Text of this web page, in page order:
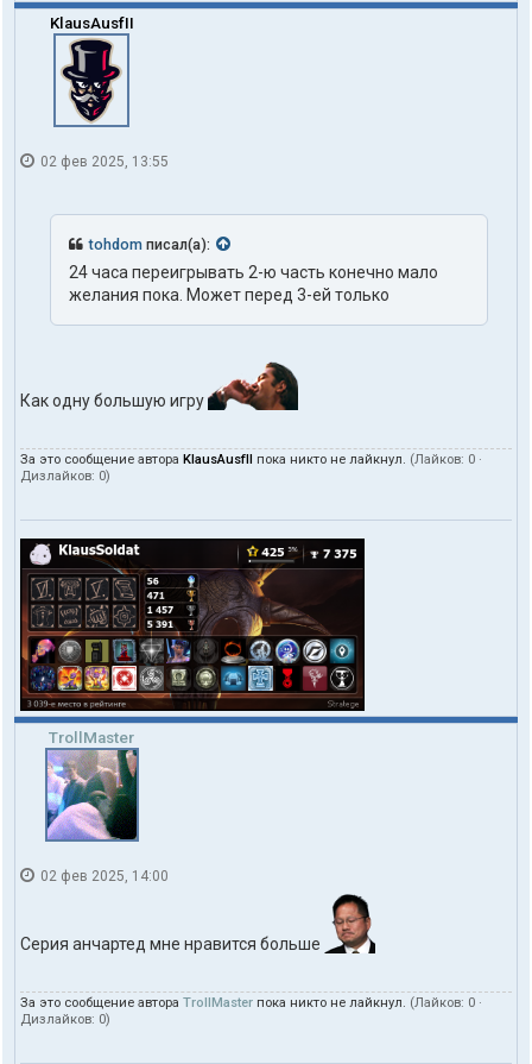
о
o
o
m
KlausAusfII
02 фев 2025, 13:55
tohdom писал(а):
24 часа переигрывать 2-ю часть конечно мало
желания пока. Может перед 3-ей только
Как одну большую игру
За это сообщение автора KlausAusfII пока никто не лайкнул. (Лайков: 0 ·
Дизлайков: 0)
TrollMaster
02 фев 2025, 14:00
Серия анчартед мне нравится больше
За это сообщение автора TrollMaster пока никто не лайкнул. (Лайков: 0 ·
Дизлайков: 0)